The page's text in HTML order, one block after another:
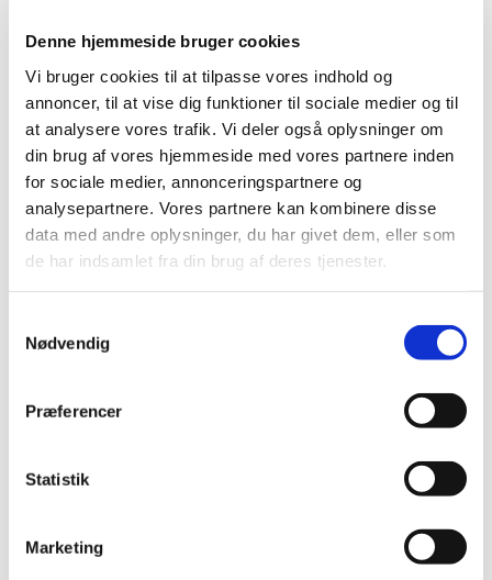
Denne hjemmeside bruger cookies
Vi bruger cookies til at tilpasse vores indhold og
annoncer, til at vise dig funktioner til sociale medier og til
at analysere vores trafik. Vi deler også oplysninger om
din brug af vores hjemmeside med vores partnere inden
for sociale medier, annonceringspartnere og
analysepartnere. Vores partnere kan kombinere disse
data med andre oplysninger, du har givet dem, eller som
de har indsamlet fra din brug af deres tjenester.
Nødvendig
Præferencer
Statistik
Marketing
Derudover kan betalinger, afhængigt af indstillingerne i
indstillingerne for den enkelte betalingsgodkender,
godkendes på grundlag af det akkumulerede beløb i
betalingsjournalen/linjen, procentdelen af beløbet i
betalingsjournalen/linjen eller et opsat maksimalt beløb
pr. betalingsjournal/linje eller leverandør/medarbejder.
For Payment Management On-premises kræver modulet
en individuel licens som et tillæg til basislicensen.
For Business Central Cloud på Marketplace er modulet
tilgængeligt som et separat featuremodul i Payment
transaktioner, der udgør den månedlige brugspris, også
omfatter alle transaktioner, der foretages ved hjælp af